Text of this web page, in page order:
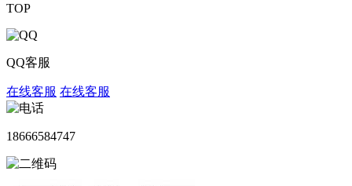
TOP
QQ客服
在线客服 在线客服
18666584747